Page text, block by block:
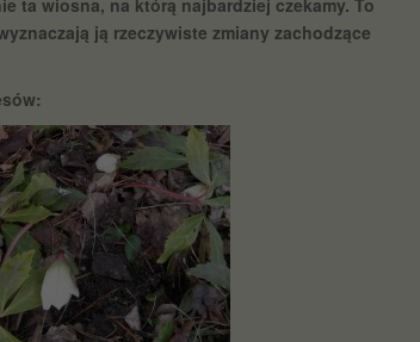
ta wiosna, na którą najbardziej czekamy. To
ją rzeczywiste zmiany zachodzące